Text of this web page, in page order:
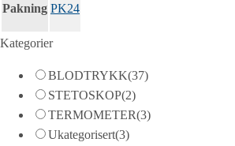
Pakning PK24
Kategorier
BLODTRYKK(37)
STETOSKOP(2)
TERMOMETER(3)
Ukategorisert(3)